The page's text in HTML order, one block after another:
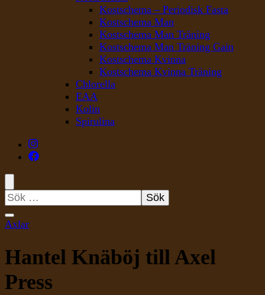
Kostschema – Periodisk Fasta
Kostschema Man
Kostschema Man Träning
Kostschema Man Träning Gain
Kostschema Kvinna
Kostschema Kvinna Träning
Chlorella
EAA
Kolin
Spirulina
Sök
efter:
Axlar
Hantel Knäböj till Axel
Press